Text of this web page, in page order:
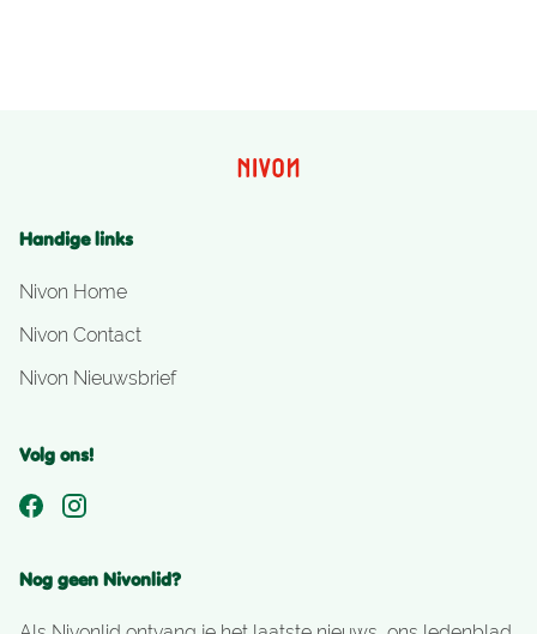
Handige links
Nivon Home
Nivon Contact
Nivon Nieuwsbrief
Volg ons!
Nog geen Nivonlid?